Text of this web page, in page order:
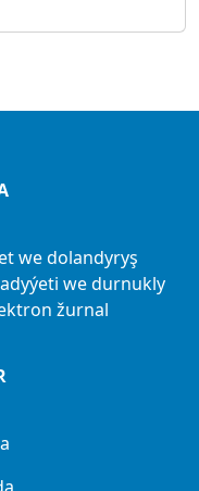
we dolandyryş
we durnukly
žurnal